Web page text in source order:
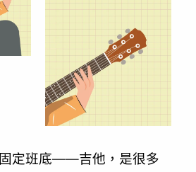
定班底——吉他，是很多